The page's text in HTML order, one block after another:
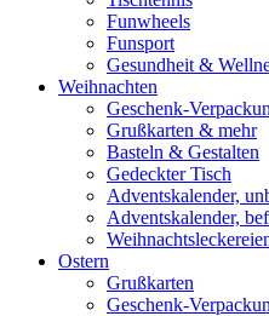
Funwheels
Funsport
Gesundheit &
Weihnachten
Geschenk-
Grußkarten & mehr
Basteln & Gestalten
Gedeckter Tisch
Adventskalender,
Adventskalender,
Ostern
Grußkarten
Geschenk-